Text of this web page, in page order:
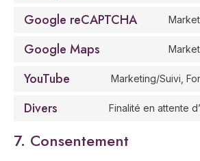
Google reCAPTCHA
Google Maps
YouTube Marketing/Suivi,
Divers Finalité en attente
7. Consentement